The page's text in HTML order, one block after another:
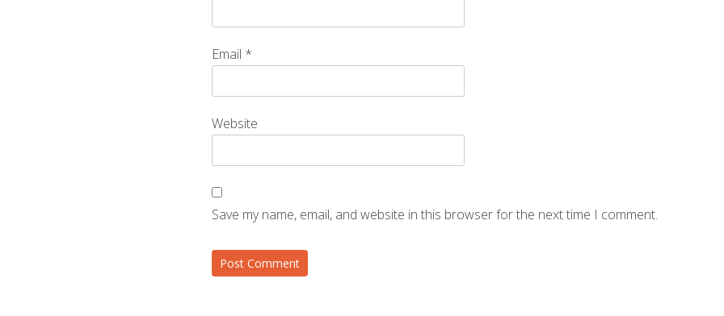
Email *
Website
Save my name, email, and website in this browser for the next time I comment.